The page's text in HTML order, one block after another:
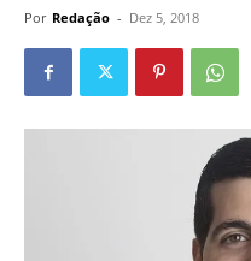
Por Redação - Dez 5, 2018